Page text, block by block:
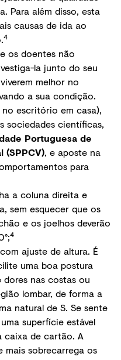
Para além disso, esta
causas de ida ao
4
os doentes não
la junto do seu
melhor no
a sua condição.
escritório em casa),
sociedades científicas,
Portuguesa de
(SPPCV), e aposte na
para
a coluna direita e
sem esquecer que os
e os joelhos deverão
4
ajuste de altura. É
uma boa postura
dores nas costas ou
lombar, de forma a
natural de S. Se sente
superfície estável
caixa de cartão. A
mais sobrecarrega os